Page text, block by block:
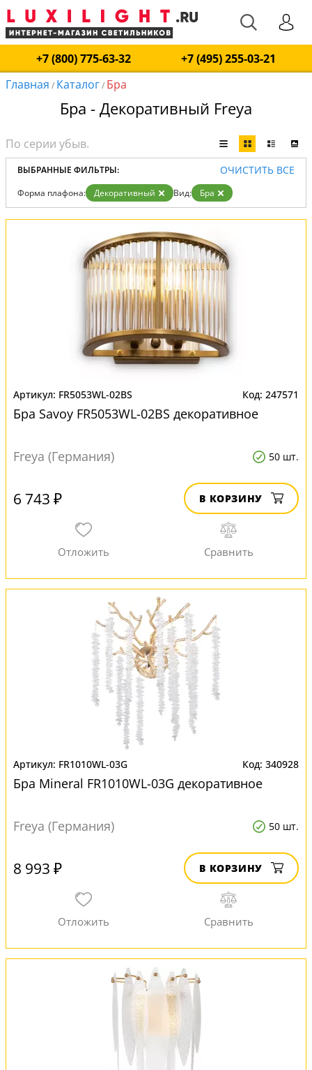
+7 (800) 775-63-32
+7 (495) 255-03-21
Главная / Каталог/ Бра
Бра - Декоративный Freya
ВЫБРАННЫЕ ФИЛЬТРЫ: ОЧИСТИТЬ ВСЕ
Форма плафона: Декоративный Вид: Бра
FR5053WL-02BS 247571
Бра Savoy FR5053WL-02BS декоративное
Freya (Германия) 50 шт.
6 743 ₽ В КОРЗИНУ
FR1010WL-03G 340928
Бра Mineral FR1010WL-03G декоративное
Freya (Германия) 50 шт.
8 993 ₽ В КОРЗИНУ